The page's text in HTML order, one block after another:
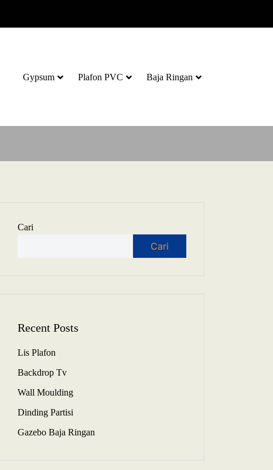
Gypsum Plafon PVC Baja Ringan
Cari
Cari
Recent Posts
Lis Plafon
Backdrop Tv
Wall Moulding
Dinding Partisi
Gazebo Baja Ringan